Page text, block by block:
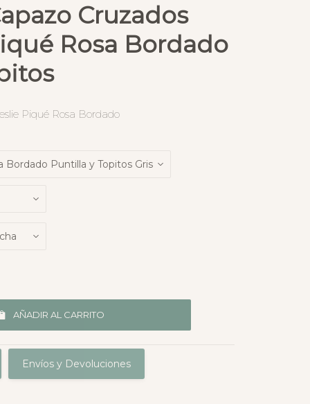
Cruzados
Rosa Bordado
Piqué Rosa Bordado
AÑADIR AL CARRITO
Envíos y Devoluciones